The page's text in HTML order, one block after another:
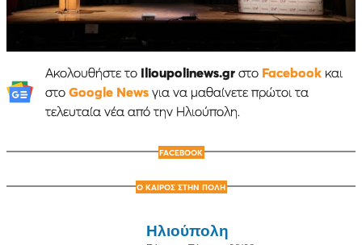
Ακολουθήστε το Ilioupolinews.grστο Facebookκαι
στο Google Newsγια να μαθαίνετε πρώτοι τα
τελευταία νέα από την Ηλιούπολη.
FACEBOOK
Ο ΚΑΙΡΟΣ ΣΤΗΝ ΠΟΛΗ